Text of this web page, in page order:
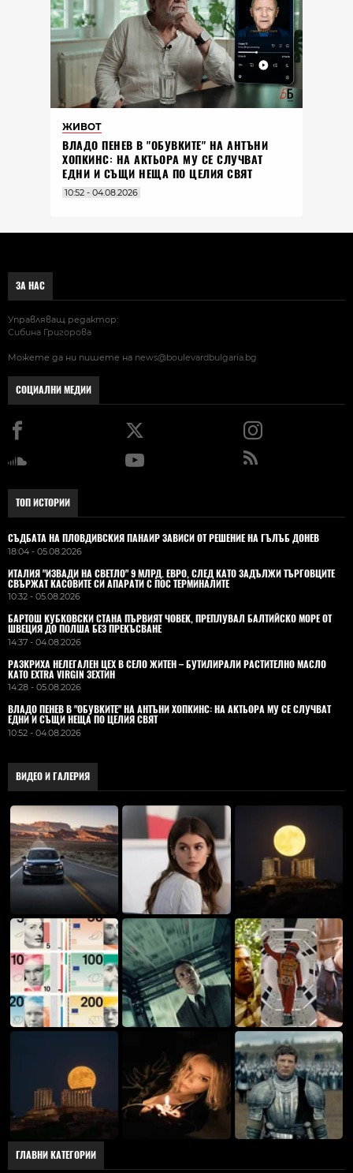
ЖИВОТ
ВЛАДO ПЕНЕВ В "ОБУВКИТЕ" НА АНТЪНИ
ХОПКИНС: НА АКТЬОРА МУ СЕ СЛУЧВАТ
ЕДНИ И СЪЩИ НЕЩА ПО ЦЕЛИЯ СВЯТ
10:52 - 04.08.2026
ЗА НАС
Управляващ редактор:
Сибина Григорова
Можете да ни пишете на news@boulevardbulgaria.bg
СОЦИАЛНИ МЕДИИ
ТОП ИСТОРИИ
СЪДБАТА НА ПЛОВДИВСКИЯ ПАНАИР ЗАВИСИ ОТ РЕШЕНИЕ НА ГЪЛЪБ ДОНЕВ
18:04 - 05.08.2026
ИТАЛИЯ "ИЗВАДИ НА СВЕТЛО" 9 МЛРД. ЕВРО, СЛЕД КАТО ЗАДЪЛЖИ ТЪРГОВЦИТЕ
СВЪРЖАТ КАСОВИТЕ СИ АПАРАТИ С ПОС ТЕРМИНАЛИТЕ
10:32 - 05.08.2026
БАРТОШ КУБКОВСКИ СТАНА ПЪРВИЯТ ЧОВЕК, ПРЕПЛУВАЛ БАЛТИЙСКО МОРЕ ОТ
ШВЕЦИЯ ДО ПОЛША БЕЗ ПРЕКЪСВАНЕ
14:37 - 04.08.2026
РАЗКРИХА НЕЛЕГАЛЕН ЦЕХ В СЕЛО ЖИТЕН – БУТИЛИРАЛИ РАСТИТЕЛНО МАСЛО
КАТО EXTRA VIRGIN ЗЕХТИН
14:28 - 05.08.2026
ВЛАДO ПЕНЕВ В "ОБУВКИТЕ" НА АНТЪНИ ХОПКИНС: НА АКТЬОРА МУ СЕ СЛУЧВАТ
ЕДНИ И СЪЩИ НЕЩА ПО ЦЕЛИЯ СВЯТ
10:52 - 04.08.2026
ВИДЕО И ГАЛЕРИЯ
ГЛАВНИ КАТЕГОРИИ